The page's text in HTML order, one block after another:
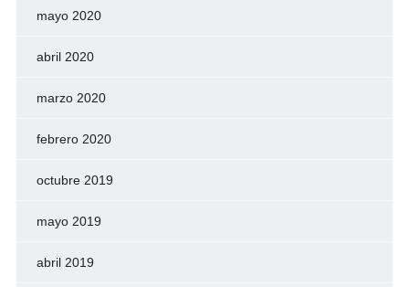
mayo 2020
abril 2020
marzo 2020
febrero 2020
octubre 2019
mayo 2019
abril 2019